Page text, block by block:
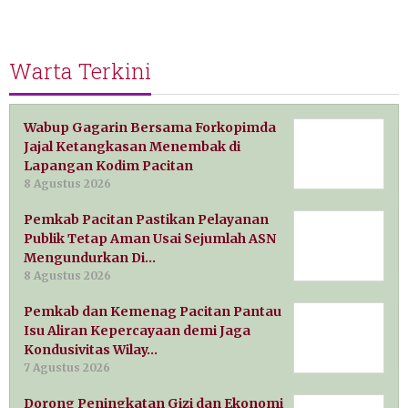
Warta Terkini
Wabup Gagarin Bersama Forkopimda
Jajal Ketangkasan Menembak di
Lapangan Kodim Pacitan
8 Agustus 2026
Pemkab Pacitan Pastikan Pelayanan
Publik Tetap Aman Usai Sejumlah ASN
Mengundurkan Di…
8 Agustus 2026
Pemkab dan Kemenag Pacitan Pantau
Isu Aliran Kepercayaan demi Jaga
Kondusivitas Wilay…
7 Agustus 2026
Dorong Peningkatan Gizi dan Ekonomi